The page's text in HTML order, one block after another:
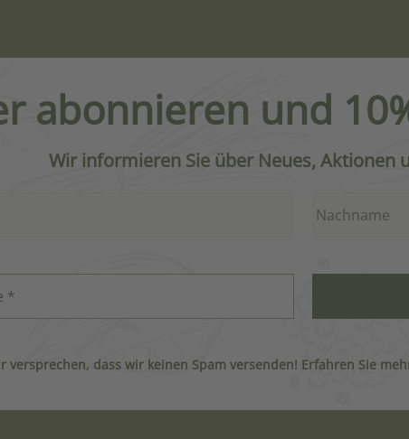
abonnieren und
Wir informieren Sie über Neues, Aktionen
versprechen, dass wir keinen Spam versenden! Erfahren Sie